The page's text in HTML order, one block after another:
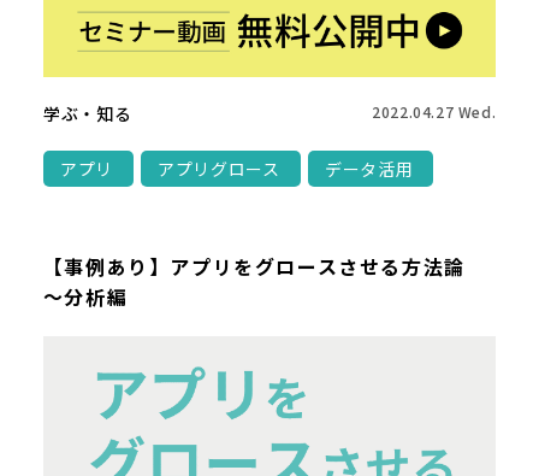
学ぶ・知る 2022.04.27 Wed.
アプリ アプリグロース データ活用
【事例あり】アプリをグロースさせる方法論
～分析編